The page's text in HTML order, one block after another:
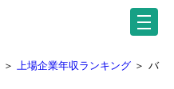
＞ 上場企業年収ランキング ＞ バ